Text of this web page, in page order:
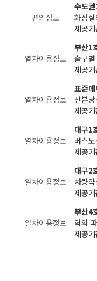
편의정보
수도
화장
제공
열차이용정보
부산1
출구
제공
열차이용정보
표준
신분
제공
열차이용정보
대구1
버스
제공
열차이용정보
대구2
차량
제공
열차이용정보
부산4
역의
제공